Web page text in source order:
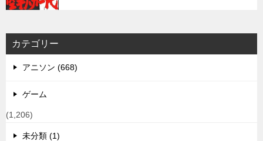
カテゴリー
アニソン (668)
ゲーム
(1,206)
未分類 (1)